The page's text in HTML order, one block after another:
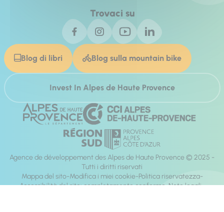
Trovaci su
Blog di libri Blog sulla mountain bike
Invest In Alpes de Haute Provence
Agence de développement des Alpes de Haute Provence © 2025 -
Tutti i diritti riservati
Mappa del sito Modifica i miei cookie Politica riservatezza
Accessibilità del sito: completamente conforme Note legali